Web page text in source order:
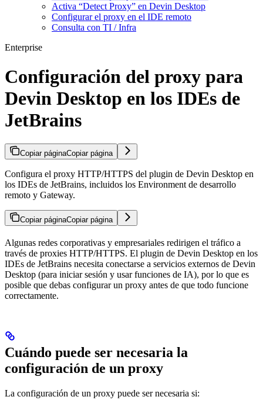
Activa “Detect Proxy” en Devin Desktop
Configurar el proxy en el IDE remoto
Consulta con TI / Infra
Enterprise
Configuración del proxy para
Devin Desktop en los IDEs de
JetBrains
Copiar páginaCopiar página
Configura el proxy HTTP/HTTPS del plugin de Devin Desktop en
los IDEs de JetBrains, incluidos los Environment de desarrollo
remoto y Gateway.
Copiar páginaCopiar página
Algunas redes corporativas y empresariales redirigen el tráfico a
través de proxies HTTP/HTTPS. El plugin de Devin Desktop en los
IDEs de JetBrains necesita conectarse a servicios externos de Devin
Desktop (para iniciar sesión y usar funciones de IA), por lo que es
posible que debas configurar un proxy antes de que todo funcione
correctamente.
Cuándo puede ser necesaria la
configuración de un proxy
La configuración de un proxy puede ser necesaria si: